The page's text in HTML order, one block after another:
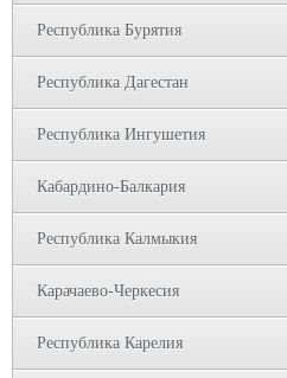
Республика Бурятия
Республика Дагестан
Республика Ингушетия
Кабардино-Балкария
Республика Калмыкия
Карачаево-Черкесия
Республика Карелия